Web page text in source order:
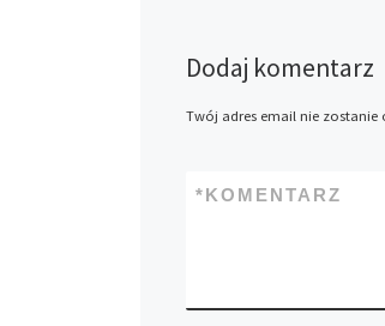
Dodaj komentarz
Twój adres email nie zostanie
KOMENTARZ
*